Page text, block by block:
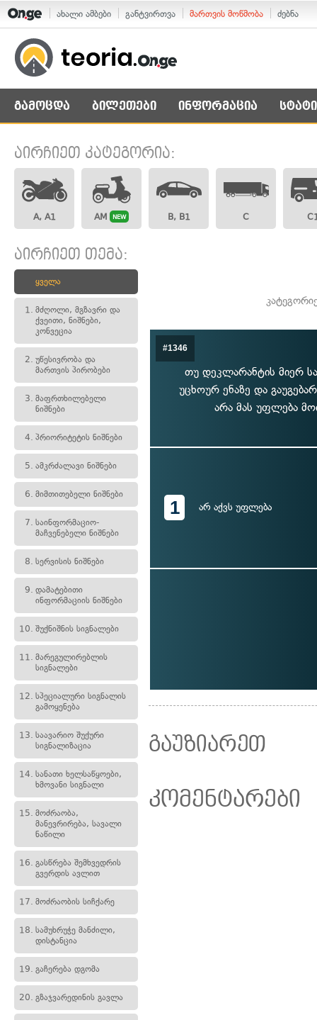
ახალი ამბები განტვირთვა მართვის მოწმობა ძებნა
გამოცდა ბილეთები ინფორმაცია
აირჩიეთ კატეგორია:
A, A1 AM NEW B, B1 C
აირჩიეთ თემა:
ყველა
1. მძღოლი, მგზავრი და
ქვეითი, ნიშნები,
კონვეცია
2. უწესივრობა და
მართვის პირობები
3. მაფრთხილებელი
ნიშნები
4. პრიორიტეტის ნიშნები
5. ამკრძალავი ნიშნები
6. მიმთითებელი ნიშნები
7. საინფორმაციო-
მაჩვენებელი ნიშნები
8. სერვისის ნიშნები
9. დამატებითი
ინფორმაციის ნიშნები
10. შუქნიშნის სიგნალები
11. მარეგულირებლის
სიგნალები
12. სპეციალური სიგნალის
გამოყენება
13. საავარიო შუქური
სიგნალიზაცია
14. სანათი ხელსაწყოები,
ხმოვანი სიგნალი
15. მოძრაობა,
მანევრირება, სავალი
ნაწილი
16. გასწრება შემხვედრის
გვერდის ავლით
17. მოძრაობის სიჩქარე
18. სამუხრუჭე მანძილი,
დისტანცია
19. გაჩერება დგომა
20. გზაჯვარედინის გავლა
#1346
თუ დეკლარანტის მიერ
უცხოურ ენაზე და
არა მას უფლება
1 არ აქვს უფლება
გაუზიარეთ
კომენტარები